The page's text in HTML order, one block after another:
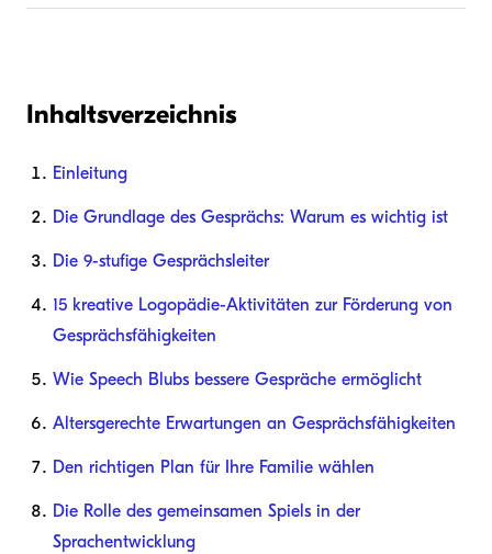
Inhaltsverzeichnis
Einleitung
Die Grundlage des Gesprächs: Warum es wichtig ist
Die 9-stufige Gesprächsleiter
15 kreative Logopädie-Aktivitäten zur Förderung von
Gesprächsfähigkeiten
Wie Speech Blubs bessere Gespräche ermöglicht
Altersgerechte Erwartungen an Gesprächsfähigkeiten
Den richtigen Plan für Ihre Familie wählen
Die Rolle des gemeinsamen Spiels in der
Sprachentwicklung